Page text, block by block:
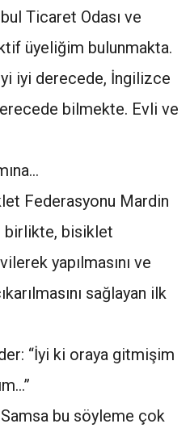
Ticaret Odası ve
üyeliğim bulunmakta.
iyi derecede, İngilizce
bilmekte. Evli ve
Federasyonu Mardin
birlikte, bisiklet
yapılmasını ve
sağlayan ilk
“İyi ki oraya gitmişim
bu söyleme çok